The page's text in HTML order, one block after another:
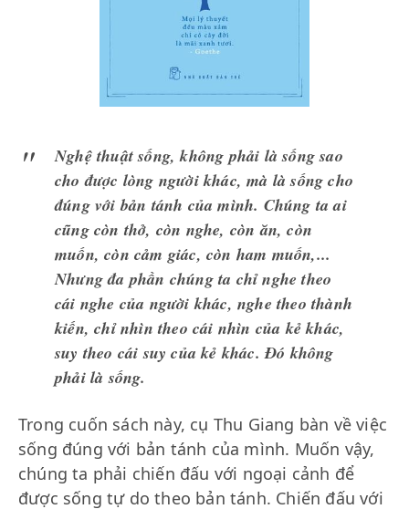
Nghệ thuật sống, không phải là sống sao
cho được lòng người khác, mà là sống cho
đúng với bản tánh của mình. Chúng ta ai
cũng còn thở, còn nghe, còn ăn, còn
muốn, còn cảm giác, còn ham muốn,...
Nhưng đa phần chúng ta chỉ nghe theo
cái nghe của người khác, nghe theo thành
kiến, chỉ nhìn theo cái nhìn của kẻ khác,
suy theo cái suy của kẻ khác. Đó không
phải là sống.
Trong cuốn sách này, cụ Thu Giang bàn về việc
sống đúng với bản tánh của mình. Muốn vậy,
chúng ta phải chiến đấu với ngoại cảnh để
được sống tự do theo bản tánh. Chiến đấu với